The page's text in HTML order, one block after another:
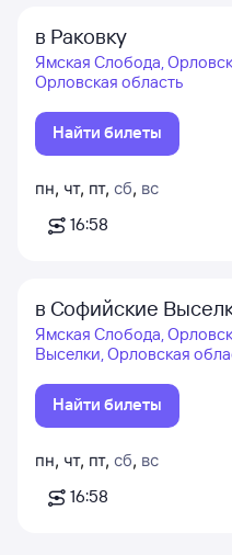
в Раковку
Ямская Слобода,
Орловская область
Найти билеты
пн, чт, пт, сб, вс
16:58
в Софийские
Ямская Слобода,
Выселки, Орловская
Найти билеты
пн, чт, пт, сб, вс
16:58